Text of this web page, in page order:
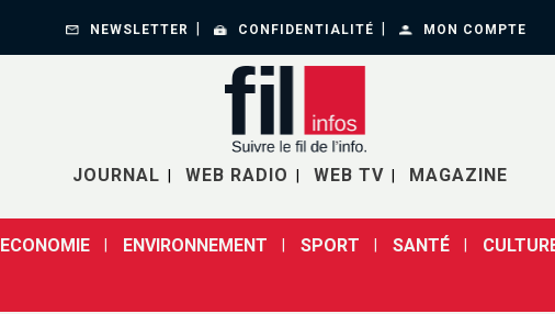
NEWSLETTER CONFIDENTIALITÉ MON COMPTE
JOURNAL WEB RADIO WEB TV MAGAZINE
ECONOMIE ENVIRONNEMENT SPORT SANTÉ